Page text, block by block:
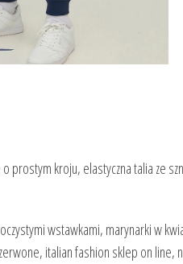
kroju, elastyczna talia ze
wstawkami, marynarki w
italian fashion sklep on